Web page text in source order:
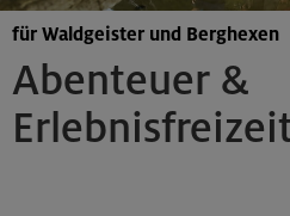
Abenteuer &
für Waldgeister und Berghexen